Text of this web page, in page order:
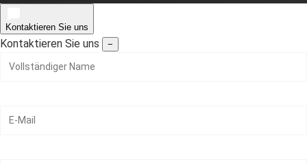
Kontaktieren Sie uns
Kontaktieren Sie uns −